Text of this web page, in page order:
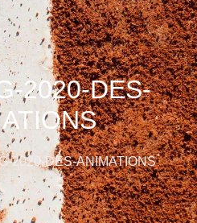
2020-DES-
2020-DES-ANIMATIONS